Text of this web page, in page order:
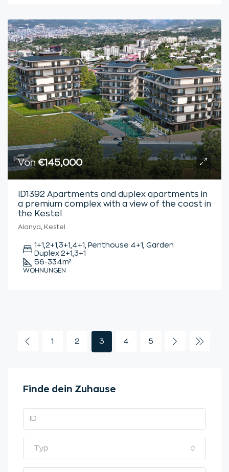
Von€145,000
ID1392 Apartments and duplex apartments in
a premium complex with a view of the coast in
the Kestel
Alanya, Kestel
1+1,2+1,3+1,4+1, Penthouse 4+1, Garden
Duplex 2+1,3+1
56-334m²
WOHNUNGEN
1 2 3 4 5
Finde dein Zuhause
Typ